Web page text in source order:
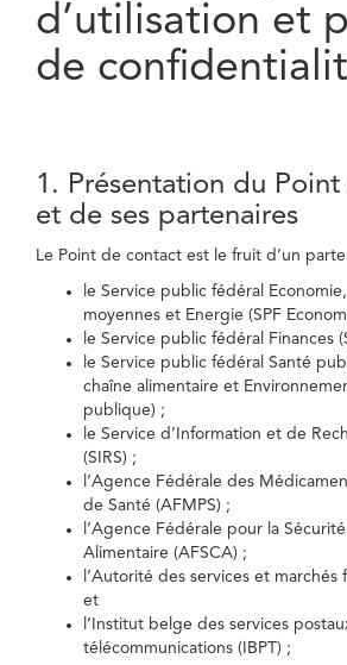
d’utilisation et
de
1. Présentation du
et de ses partenaires
Le Point de contact est le fruit d’un
le Service public fédéral
moyennes et Energie (SPF
le Service public fédéral Finances
le Service public fédéral Santé
chaîne alimentaire et
publique) ;
le Service d’Information et de
(SIRS) ;
l’Agence Fédérale des
de Santé (AFMPS) ;
l’Agence Fédérale pour la
Alimentaire (AFSCA) ;
l’Autorité des services et marchés
et
l’Institut belge des services
télécommunications (IBPT) ;